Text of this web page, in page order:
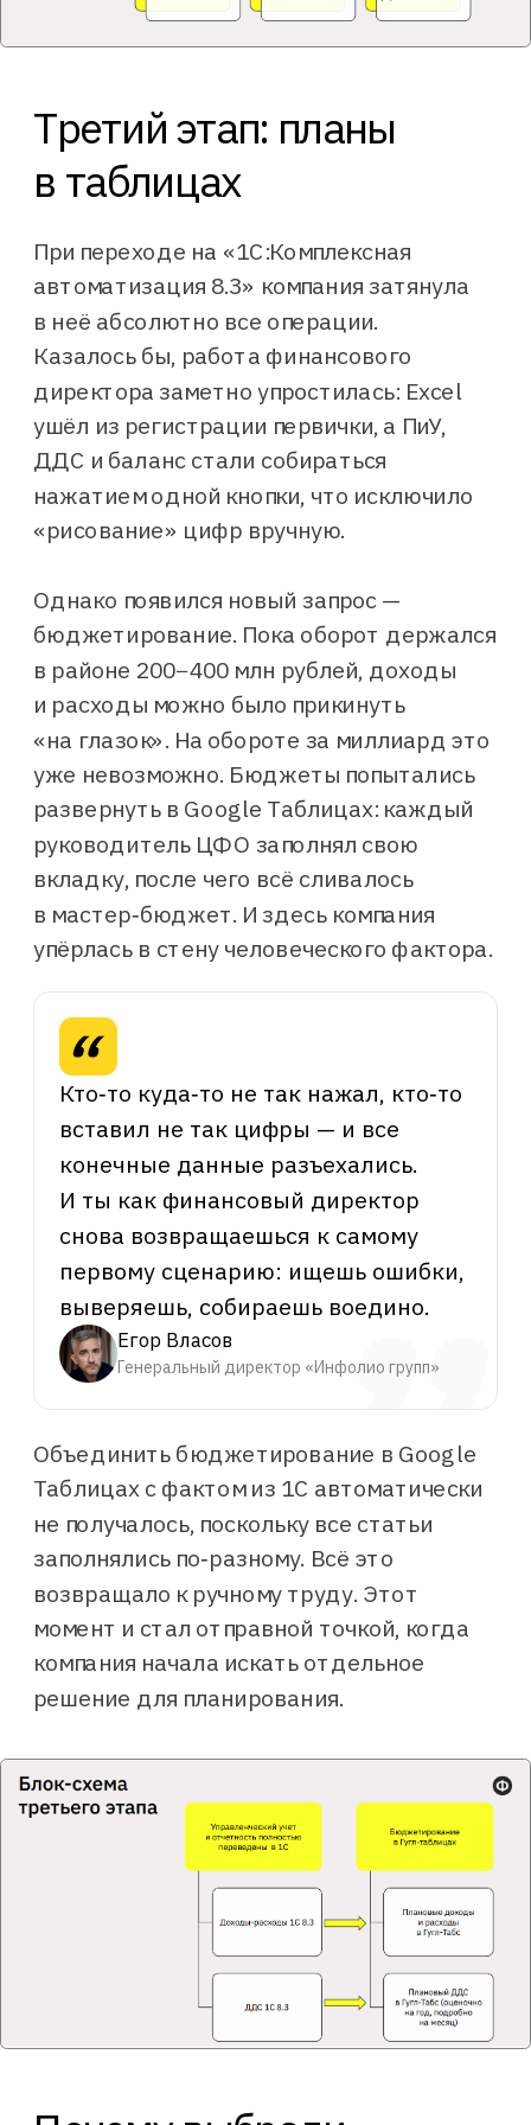
Третий этап: планы
в таблицах
При переходе на «1С:Комплексная
автоматизация 8.3» компания затянула
в неё абсолютно все операции.
Казалось бы, работа финансового
директора заметно упростилась: Excel
ушёл из регистрации первички, а ПиУ,
ДДС и баланс стали собираться
нажатием одной кнопки, что исключило
«рисование» цифр вручную.
Однако появился новый запрос —
бюджетирование. Пока оборот держался
в районе 200−400 млн рублей, доходы
и расходы можно было прикинуть
«на глазок». На обороте за миллиард это
уже невозможно. Бюджеты попытались
развернуть в Google Таблицах: каждый
руководитель ЦФО заполнял свою
вкладку, после чего всё сливалось
в мастер‑бюджет. И здесь компания
упёрлась в стену человеческого фактора.
Объединить бюджетирование в Google
Таблицах с фактом из 1С автоматически
не получалось, поскольку все статьи
заполнялись по‑разному. Всё это
возвращало к ручному труду. Этот
момент и стал отправной точкой, когда
компания начала искать отдельное
решение для планирования.
Анализ АБЦ
клиентов, говоришь, что теперь это
новый контрагент, — и все планы
быстро переворачиваются на него.
Генеральный директор «Инфолио групп»